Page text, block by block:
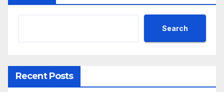
Search
Recent Posts